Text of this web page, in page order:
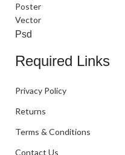
Poster
Vector
Psd
Required Links
Privacy Policy
Returns
Terms & Conditions
Contact Us